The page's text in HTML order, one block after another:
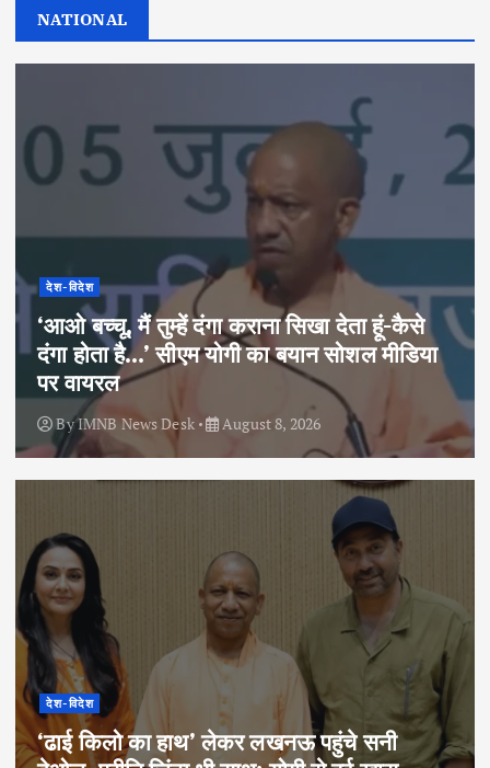
NATIONAL
देश-विदेश
‘आओ बच्चू, मैं तुम्हें दंगा कराना सिखा देता हूं-कैसे
दंगा होता है…’ सीएम योगी का बयान सोशल मीडिया
पर वायरल
ByIMNB News Desk August 8, 2026
देश-विदेश
‘ढाई किलो का हाथ’ लेकर लखनऊ पहुंचे सनी